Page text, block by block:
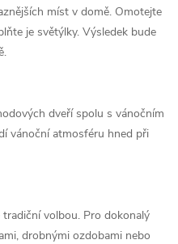
míst v domě. Omotejte
je světýlky. Výsledek bude
dveří spolu s vánočním
vánoční atmosféru hned při
volbou. Pro dokonalý
drobnými ozdobami nebo